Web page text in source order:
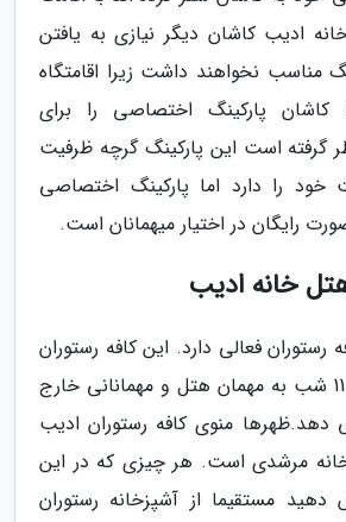
ادیب کاشان دیگر نیازی به یافتن
مناسب نخواهند داشت زیرا اقامتگاه
پارکینگ اختصاصی را برای
گرفته است این پارکینگ گرچه ظرفیت
را دارد اما پارکینگ اختصاصی
رایگان در اختیار میهمانان است.
خانه ادیب
فعالی دارد. این کافه رستوران
از ساعت 11 ظهر تا 11 شب به مهمان هتل و مهمانانی خارج
منوی کافه رستوران ادیب
خانه مرشدی است. هر چیزی که در این
دهید مستقیما از آشپزخانه رستوران